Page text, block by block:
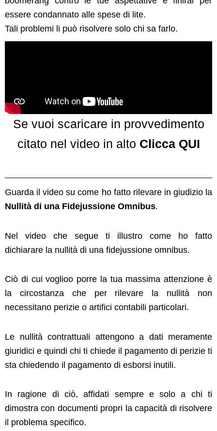
essere condannato alle spese di lite.
Tali problemi li può risolvere solo chi sa farlo.
Se vuoi scaricare in provvedimento
citato nel video in alto Clicca QUI
Guarda il video su come ho fatto rilevare in giudizio la
Nullità di una Fidejussione Omnibus.
Nel video che segue ti illustro come ho fatto
dichiarare la nullità di una fidejussione omnibus.
Ciò di cui voglioo porre la tua massima attenzione è
la circostanza che per rilevare la nullità non
necessitano perizie o artifici contabili particolari.
Le nullità contrattuali attengono a dati meramente
giuridici e quindi chi ti chiede il pagamento di perizie ti
sta chiedendo il pagamento di esborsi inutili.
In ragione di ciò, affidati sempre e solo a chi ti
dimostra con documenti propri la capacità di risolvere
il problema specifico.